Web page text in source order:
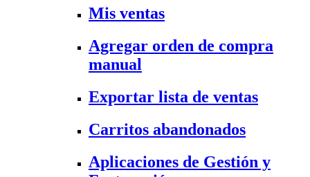
Mis ventas
Agregar orden de compra
manual
Exportar lista de ventas
Carritos abandonados
Aplicaciones de Gestión y